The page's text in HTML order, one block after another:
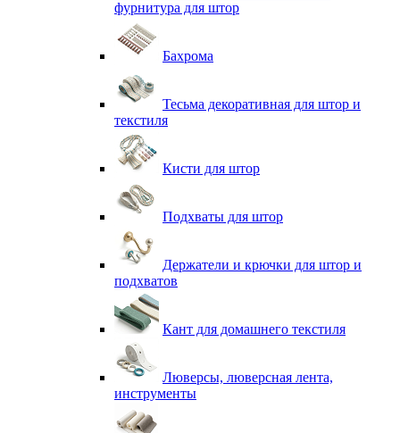
фурнитура для штор
Бахрома
Тесьма декоративная для штор и
текстиля
Кисти для штор
Подхваты для штор
Держатели и крючки для штор и
подхватов
Кант для домашнего текстиля
Люверсы, люверсная лента,
инструменты